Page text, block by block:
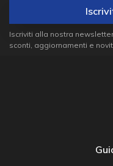
Iscriviti alla nostra
sconti, aggiornamenti e